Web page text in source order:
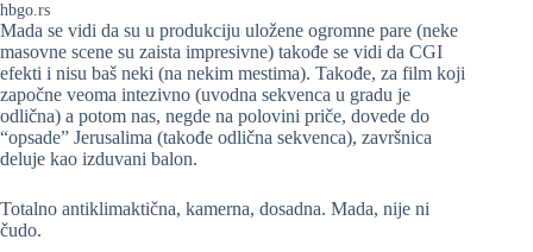
hbgo.rs
Mada se vidi da su u produkciju uložene ogromne pare (neke
masovne scene su zaista impresivne) takođe se vidi da CGI
efekti i nisu baš neki (na nekim mestima). Takođe, za film koji
započne veoma intezivno (uvodna sekvenca u gradu je
odlična) a potom nas, negde na polovini priče, dovede do
“opsade” Jerusalima (takođe odlična sekvenca), završnica
deluje kao izduvani balon.
Totalno antiklimaktična, kamerna, dosadna. Mada, nije ni
čudo.